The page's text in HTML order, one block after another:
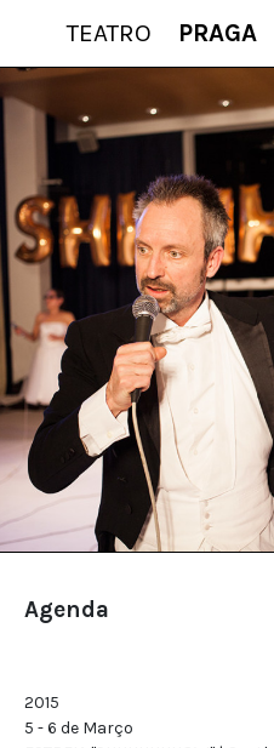
TEATRO PRAGA
Agenda
2015
5 - 6 de Março